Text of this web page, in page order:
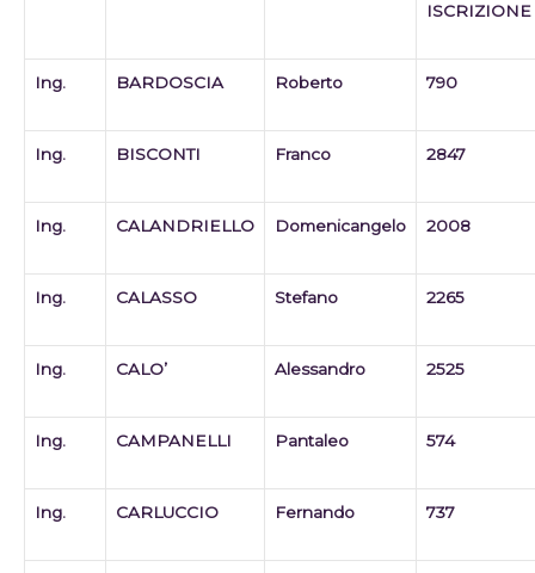
ISCRIZIONE
Ing. BARDOSCIA Roberto 790
Ing. BISCONTI Franco 2847
Ing. CALANDRIELLO Domenicangelo 2008
Ing. CALASSO Stefano 2265
Ing. CALO’ Alessandro 2525
Ing. CAMPANELLI Pantaleo 574
Ing. CARLUCCIO Fernando 737